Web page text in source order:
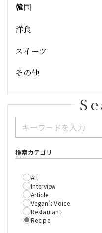
韓国
洋食
スイーツ
その他
検索カテゴリ
All
Interview
Article
Vegan’s Voice
Restaurant
Recipe